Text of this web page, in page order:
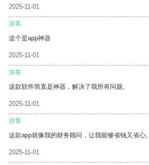
2025-11-01
游客
这个是app神器
2025-11-01
游客
这款软件简直是神器，解决了我所有问题。
2025-11-01
游客
这款app就像我的财务顾问，让我能够省钱又省心。
2025-11-01